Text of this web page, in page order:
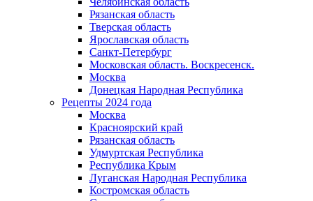
Рязанская область
Тверская область
Ярославская область
Санкт-Петербург
Московская область. Воскресенск.
Москва
Донецкая Народная Республика​
Рецепты 2024 года
Москва
Красноярский край
Рязанская область
Удмуртская Республика
Республика Крым
Луганская Народная Республика
Костромская область